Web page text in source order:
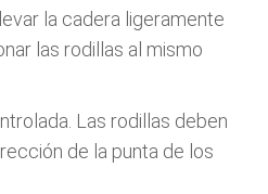
la cadera ligeramente
las rodillas al mismo
Las rodillas deben
de la punta de los